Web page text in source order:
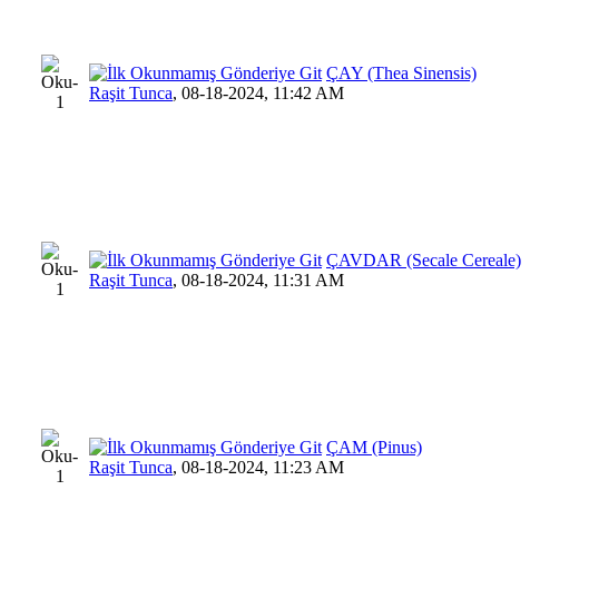
ÇAY (Thea Sinensis)
Raşit Tunca, 08-18-2024, 11:42 AM
ÇAVDAR (Secale Cereale)
Raşit Tunca, 08-18-2024, 11:31 AM
ÇAM (Pinus)
Raşit Tunca, 08-18-2024, 11:23 AM